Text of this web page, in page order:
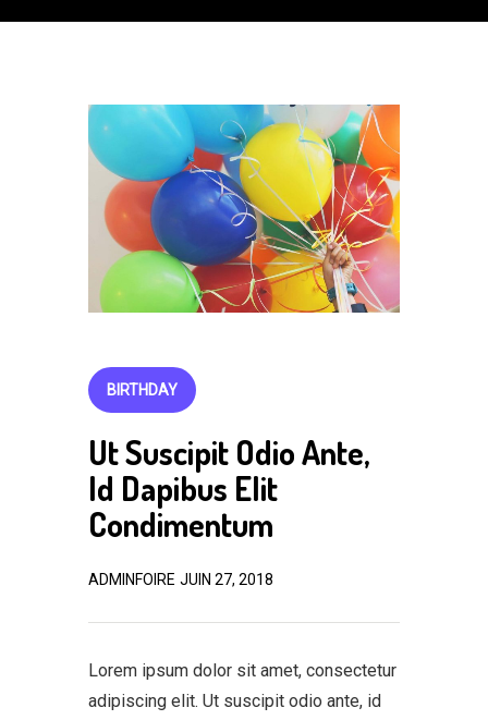
BIRTHDAY
Ut Suscipit Odio Ante,
Id Dapibus Elit
Condimentum
ADMINFOIRE JUIN 27, 2018
Lorem ipsum dolor sit amet, consectetur
adipiscing elit. Ut suscipit odio ante, id